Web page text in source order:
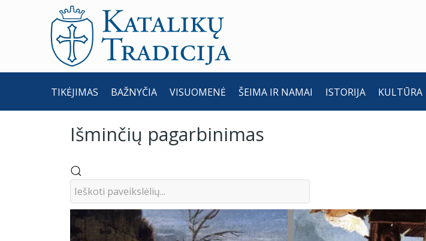
TIKĖJIMAS BAŽNYČIA VISUOMENĖ ŠEIMA IR NAMAI ISTORIJA KULTŪRA
Išminčių pagarbinimas
Išminčių